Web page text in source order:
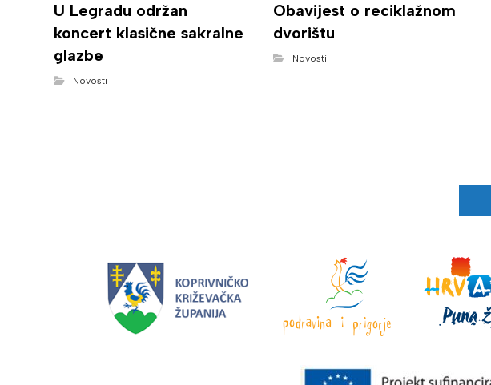
U Legradu održan
koncert klasične sakralne
glazbe
Novosti
Obavijest o reciklažnom
dvorištu
Novosti